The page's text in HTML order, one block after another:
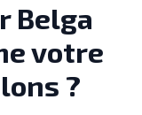
Belga
votre
?